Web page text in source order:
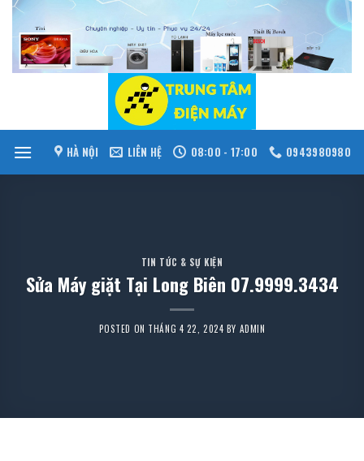
Skip
content
HÀ NỘI LIÊN HỆ 08:00 - 17:00 0943980980
TIN TỨC & SỰ KIỆN
Sửa Máy giặt Tại Long Biên 07.9999.3434
POSTED ON THÁNG 4 22, 2024 BY ADMIN